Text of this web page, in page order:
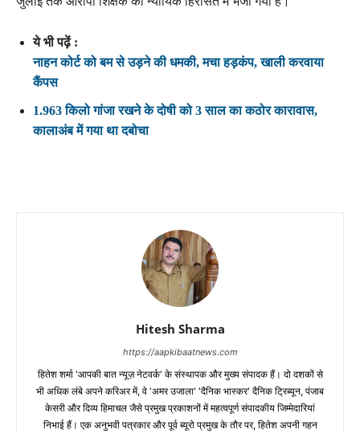
ये भी पढ़ें :
नाहन कोर्ट को बम से उड़ने की धमकी, मचा हड़कंप, खाली करवाया
कैंपस
1.963 किलो गांजा रखने के दोषी को 3 साल का कठोर कारावास,
कालाअंब में गया था दबोचा
Hitesh Sharma
https://aapkibaatnews.com
हितेश शर्मा 'आपकी बात न्यूज़ नेटवर्क' के संस्थापक और मुख्य संपादक हैं। दो दशकों से
भी अधिक लंबे अपने करिअर में, वे 'अमर उजाला' 'दैनिक भास्कर' दैनिक ट्रिब्यून, पंजाब
केसरी और दिव्य हिमाचल जैसे प्रमुख प्रकाशनों में महत्वपूर्ण संपादकीय जिम्मेदारियां
निभाई हैं। एक अनुभवी पत्रकार और पूर्व ब्यूरो प्रमुख के तौर पर, हितेश अपनी गहन